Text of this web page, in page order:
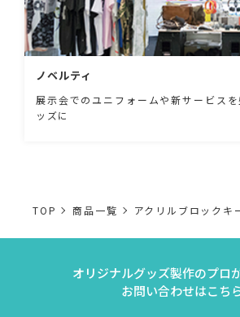
ノベルティ
展示会でのユニフォームや新サービス
ッズに
TOP 商品一覧 アクリルブロックキ
オリジナルグッズ製作のプロ
お問い合わせはこち